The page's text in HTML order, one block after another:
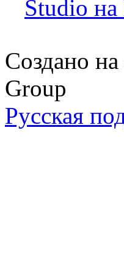
Studio
Создано на
Group
Русская